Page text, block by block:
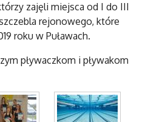
zajęli miejsca od I do III
rejonowego, które
roku w Puławach.
pływaczkom i pływakom